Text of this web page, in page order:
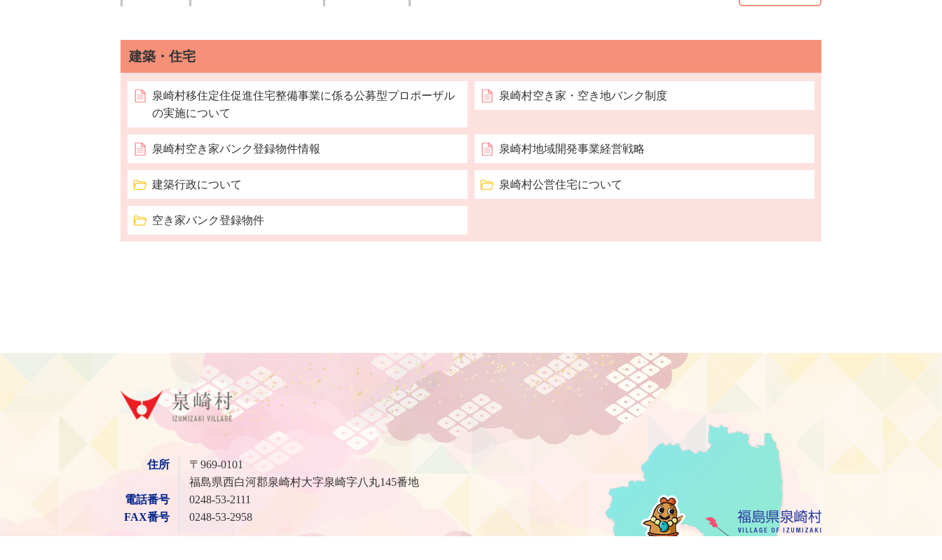
建築・住宅
泉崎村移住定住促進住宅整備事業に係る公募型プロポーザル
の実施について
泉崎村空き家・空き地バンク制度
泉崎村空き家バンク登録物件情報 泉崎村地域開発事業経営戦略
建築行政について 泉崎村公営住宅について
空き家バンク登録物件
泉崎村
住所
〒969-0101
福島県西白河郡泉崎村大字泉崎字八丸145番地
電話番号
0248-53-2111
FAX番号
0248-53-2958